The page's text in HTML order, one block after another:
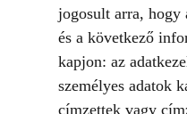
jogosult arra, hogy
és a következő
kapjon: az
személyes adatok
címzettek vagy